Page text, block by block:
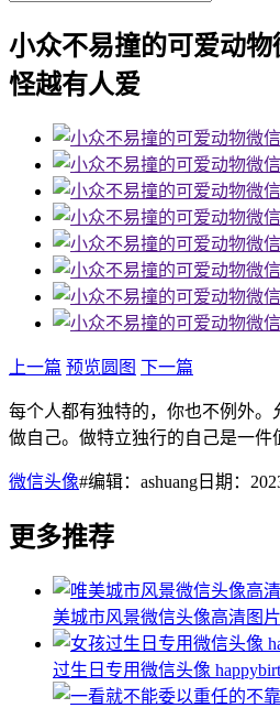
小众不易撞的可爱动
怪越有人爱
上一篇 预览圆图 下一篇
每个人都有独特的，你也不例外
做自己。做特立独行的自己是一件
微信头像#编辑：ashuang日期：
更多推荐
美城市风景微信头像高清图
过生日专用微信头像